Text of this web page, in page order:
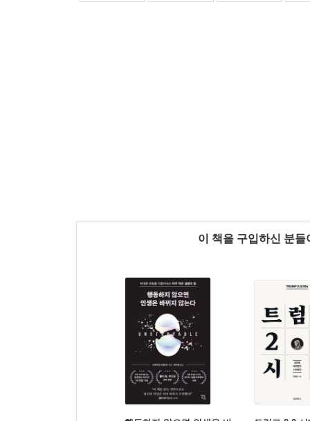
이 책을 구입하신 분